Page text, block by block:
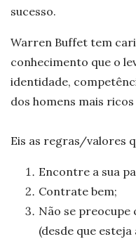
sucesso.
Warren Buffet tem
conhecimento que o
identidade,
dos homens mais
Eis as regras/valores
Encontre a sua
Contrate bem;
Não se preocupe
(desde que